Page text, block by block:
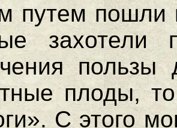
путем
плоды,
С этого